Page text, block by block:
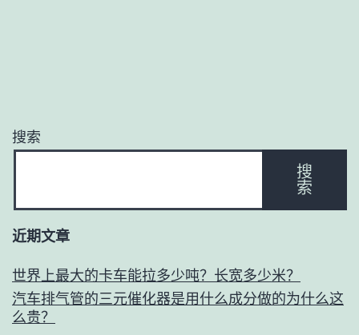
搜索
搜
索
近期文章
世界上最大的卡车能拉多少吨？长宽多少米？
汽车排气管的三元催化器是用什么成分做的为什么这
么贵？